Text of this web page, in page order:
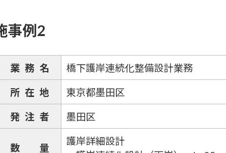
事例2
業務名 橋下護岸連続化整備設計業務
所在地 東京都墨田区
発注者 墨田区
数量
護岸詳細設計